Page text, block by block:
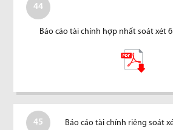
44
Báo cáo tài chính hợp nhất soát xét
45 Báo cáo tài chính riêng soát